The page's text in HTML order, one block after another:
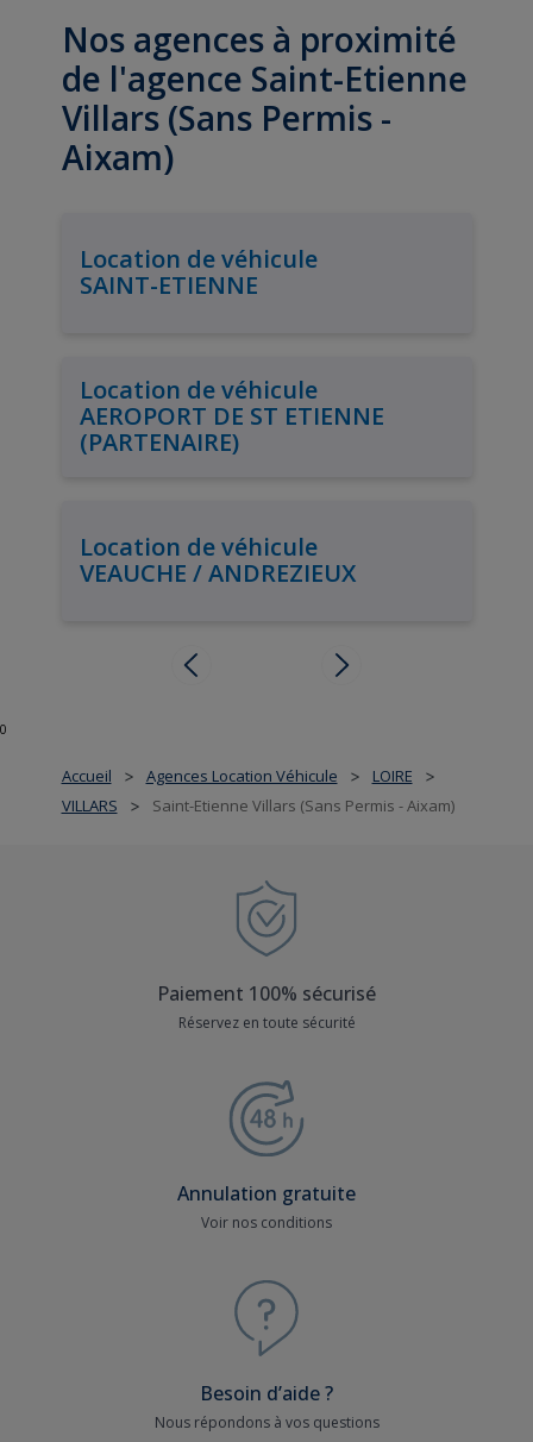
Accueil > Agences Location Véhicule > LOIRE >
VILLARS > Saint-Etienne Villars (Sans Permis - Aixam)
Nos agences à proximité
de l'agence Saint-Etienne
Villars (Sans Permis -
Aixam)
Location de véhicule
SAINT-ETIENNE
Location de véhicule
AEROPORT DE ST ETIENNE
(PARTENAIRE)
Location de véhicule
VEAUCHE / ANDREZIEUX
0
Paiement 100% sécurisé
Réservez en toute sécurité
Annulation gratuite
Voir nos conditions
Besoin d’aide ?
Nous répondons à vos questions